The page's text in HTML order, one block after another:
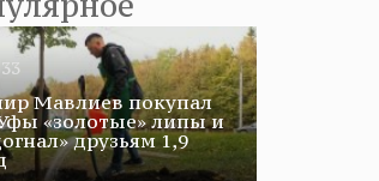
Мавлиев покупал
«золотые» липы и
друзьям 1,9